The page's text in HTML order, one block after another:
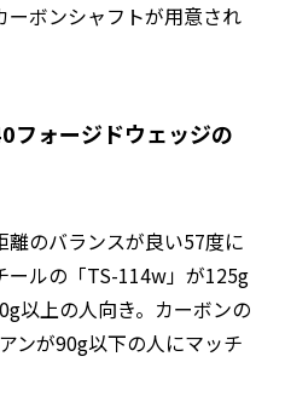
ーボンシャフトが用意され
フォージドウェッジの
離のバランスが良い57度に
ールの「TS-114w」が125g
以上の人向き。カーボンの
ンが90g以下の人にマッチ